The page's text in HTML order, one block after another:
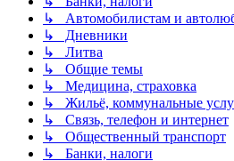
↳ Автомобилистам и
↳ Дневники
↳ Литва
↳ Общие темы
↳ Медицина, страховка
↳ Жильё, коммунальные
↳ Связь, телефон и интернет
↳ Общественный транспорт
↳ Банки, налоги